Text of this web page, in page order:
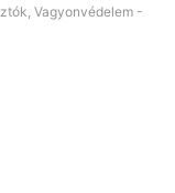
Vagyonvédelem -